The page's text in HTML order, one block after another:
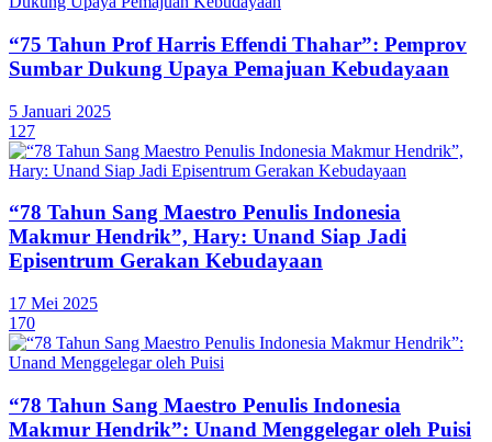
“75 Tahun Prof Harris Effendi Thahar”: Pemprov
Sumbar Dukung Upaya Pemajuan Kebudayaan
5 Januari 2025
127
“78 Tahun Sang Maestro Penulis Indonesia
Makmur Hendrik”, Hary: Unand Siap Jadi
Episentrum Gerakan Kebudayaan
17 Mei 2025
170
“78 Tahun Sang Maestro Penulis Indonesia
Makmur Hendrik”: Unand Menggelegar oleh Puisi